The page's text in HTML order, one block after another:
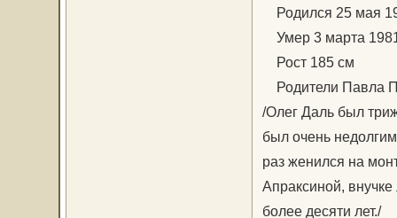
Родился 25 мая
Умер 3 марта
Рост 185 см
Родители Павла
/Олег Даль был
был очень
раз женился на
Апраксиной,
более десяти лет./